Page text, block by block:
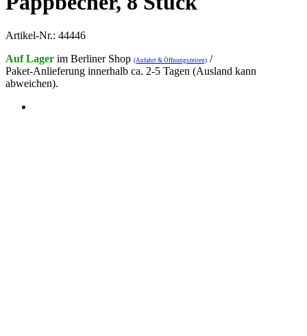
Artikel-Nr.: 44446
Auf Lager im Berliner Shop (Anfahrt & Öffnungszeiten) /
Paket-Anlieferung innerhalb ca. 2-5 Tagen (Ausland kann
abweichen).